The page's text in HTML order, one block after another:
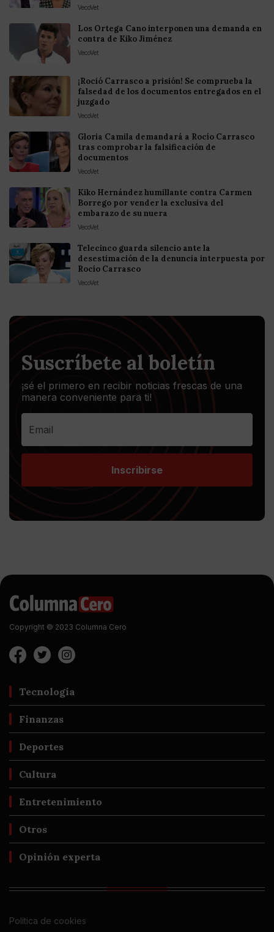
VecoVet
Los Ortega Cano interponen una demanda en
contra de Kiko Jiménez
VecoVet
¡Roció Carrasco a prisión! Se comprueba la
falsedad de los documentos entregados en el
juzgado
VecoVet
Gloria Camila demandará a Rocío Carrasco
tras comprobar la falsificación de
documentos
VecoVet
Kiko Hernández humillante contra Carmen
Borrego por vender la exclusiva del
embarazo de su nuera
VecoVet
Telecinco guarda silencio ante la
desestimación de la denuncia interpuesta por
Rocío Carrasco
VecoVet
Suscríbete al boletín
¡sé el primero en recibir noticias frescas de una
manera conveniente para ti!
Inscribirse
Copyright © 2023 Columna Cero
Tecnología
Finanzas
Deportes
Cultura
Entretenimiento
Otros
Opinión experta
Política de cookies